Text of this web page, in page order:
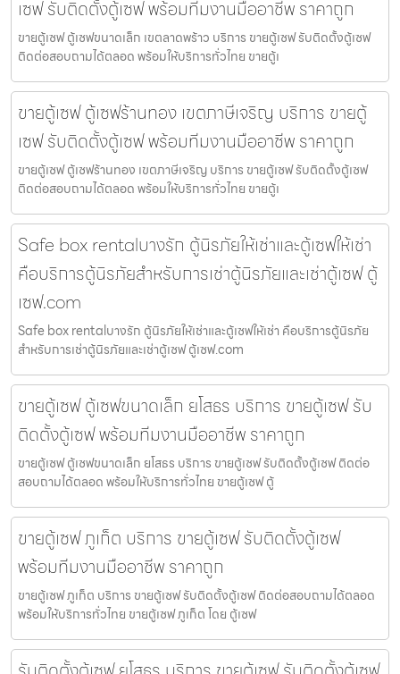
เซฟ รับติดตั้งตู้เซฟ พร้อมทีมงานมืออาชีพ ราคาถูก
ขายตู้เซฟ ตู้เซฟขนาดเล็ก เขตลาดพร้าว บริการ ขายตู้เซฟ รับติดตั้งตู้เซฟ
ติดต่อสอบถามได้ตลอด พร้อมให้บริการทั่วไทย ขายตู้เ
ขายตู้เซฟ ตู้เซฟร้านทอง เขตภาษีเจริญ บริการ ขายตู้
เซฟ รับติดตั้งตู้เซฟ พร้อมทีมงานมืออาชีพ ราคาถูก
ขายตู้เซฟ ตู้เซฟร้านทอง เขตภาษีเจริญ บริการ ขายตู้เซฟ รับติดตั้งตู้เซฟ
ติดต่อสอบถามได้ตลอด พร้อมให้บริการทั่วไทย ขายตู้เ
Safe box rentalบางรัก ตู้นิรภัยให้เช่าและตู้เซฟให้เช่า
คือบริการตู้นิรภัยสำหรับการเช่าตู้นิรภัยและเช่าตู้เซฟ ตู้
เซฟ.com
Safe box rentalบางรัก ตู้นิรภัยให้เช่าและตู้เซฟให้เช่า คือบริการตู้นิรภัย
สำหรับการเช่าตู้นิรภัยและเช่าตู้เซฟ ตู้เซฟ.com
ขายตู้เซฟ ตู้เซฟขนาดเล็ก ยโสธร บริการ ขายตู้เซฟ รับ
ติดตั้งตู้เซฟ พร้อมทีมงานมืออาชีพ ราคาถูก
ขายตู้เซฟ ตู้เซฟขนาดเล็ก ยโสธร บริการ ขายตู้เซฟ รับติดตั้งตู้เซฟ ติดต่อ
สอบถามได้ตลอด พร้อมให้บริการทั่วไทย ขายตู้เซฟ ตู้
ขายตู้เซฟ ภูเก็ต บริการ ขายตู้เซฟ รับติดตั้งตู้เซฟ
พร้อมทีมงานมืออาชีพ ราคาถูก
ขายตู้เซฟ ภูเก็ต บริการ ขายตู้เซฟ รับติดตั้งตู้เซฟ ติดต่อสอบถามได้ตลอด
พร้อมให้บริการทั่วไทย ขายตู้เซฟ ภูเก็ต โดย ตู้เซฟ